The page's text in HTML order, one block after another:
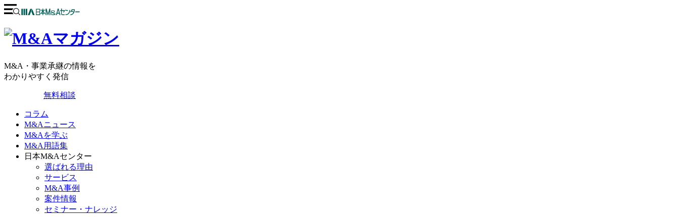
M&A・事業承継の情報を
わかりやすく発信
無料相談
コラム
M&Aニュース
M&Aを学ぶ
M&A用語集
日本M&Aセンター
選ばれる理由
サービス
M&A事例
案件情報
セミナー・ナレッジ